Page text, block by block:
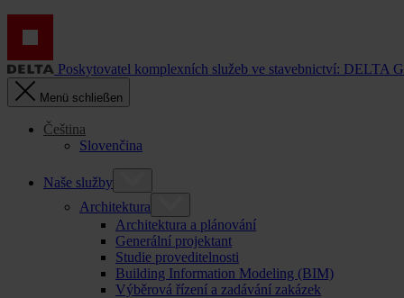
Poskytovatel komplexních služeb ve stavebnictví: DELTA
Menü schließen
Čeština
Slovenčina
Naše služby
Architektura
Architektura a plánování
Generální projektant
Studie proveditelnosti
Building Information Modeling (BIM)
Výběrová řízení a zadávání zakázek